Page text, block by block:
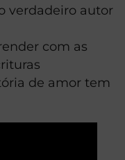
verdadeiro autor
com as
de amor tem